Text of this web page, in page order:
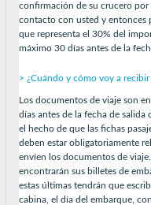
confirmación de su crucero por
contacto con usted y entonces
que representa el 30% del
máximo 30 días antes de la
> ¿Cuándo y cómo voy a
Los documentos de viaje son
días antes de la fecha de
el hecho de que las fichas
deben estar obligatoriamente
envíen los documentos de
encontrarán sus billetes de
estas últimas tendrán que
cabina, el día del embarque,